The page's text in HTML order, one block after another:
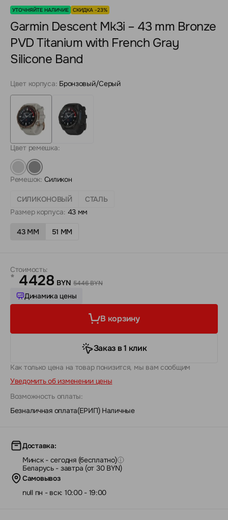
УТОЧНЯЙТЕ НАЛИЧИЕ СКИДКА -23%
Garmin Descent Mk3i – 43 mm Bronze
PVD Titanium with French Gray
Silicone Band
Цвет корпуса: Бронзовый/Серый
Цвет ремешка:
Ремешок: Силикон
СИЛИКОНОВЫЙ
СТАЛЬ
Размер корпуса: 43 мм
43 ММ 51 ММ
Стоимость:
* 4428 BYN 5446 BYN
Динамика цены
В корзину
Заказ в 1 клик
Как только цена на товар понизится, мы вам сообщим
Уведомить об изменении цены
Возможность оплаты:
Безналичная оплата(ЕРИП)| Наличные
Доставка:
Минск - сегодня (бесплатно)
Беларусь - завтра (от 30 BYN)
Самовывоз
null пн - вск: 10:00 - 19:00